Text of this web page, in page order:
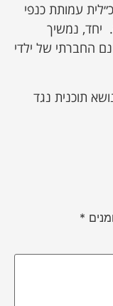
עמותת כנפי
יחד, נמשיך
החברתי של ילדי
תוכנית נגד
*